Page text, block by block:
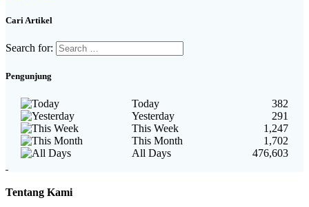
Cari Artikel
Search for:
Pengunjung
Today
382
Yesterday
291
This Week
1,247
This Month
1,702
All Days
476,603
Tentang Kami